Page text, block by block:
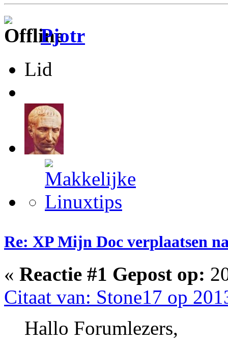
Pjotr
Lid
Re: XP Mijn Doc verplaatsen
« Reactie #1 Gepost op:
Citaat van: Stone17 op
Hallo Forumlezers,